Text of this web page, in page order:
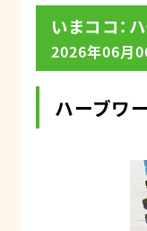
いまココ：
2026年06月
ハーブワ